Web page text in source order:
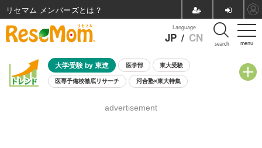
menu
Language
JP / CN search
大学受験 by 東進 医学部 東大受験
医専予備校徹底リサーチ 河合塾×東大特集
8月開催学校説明会・相談会
advertisement
リセマム メンバーズ